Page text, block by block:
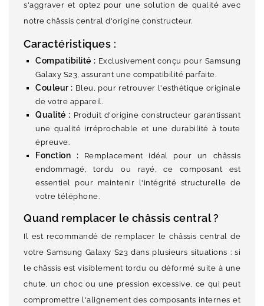
s'aggraver et optez pour une solution de qualité avec
notre châssis central d'origine constructeur.
Caractéristiques :
Compatibilité : Exclusivement conçu pour Samsung
Galaxy S23, assurant une compatibilité parfaite.
Couleur : Bleu, pour retrouver l'esthétique originale
de votre appareil.
Qualité : Produit d'origine constructeur garantissant
une qualité irréprochable et une durabilité à toute
épreuve.
Fonction : Remplacement idéal pour un châssis
endommagé, tordu ou rayé, ce composant est
essentiel pour maintenir l'intégrité structurelle de
votre téléphone.
Quand remplacer le châssis central ?
Il est recommandé de remplacer le châssis central de
votre Samsung Galaxy S23 dans plusieurs situations : si
le châssis est visiblement tordu ou déformé suite à une
chute, un choc ou une pression excessive, ce qui peut
compromettre l'alignement des composants internes et